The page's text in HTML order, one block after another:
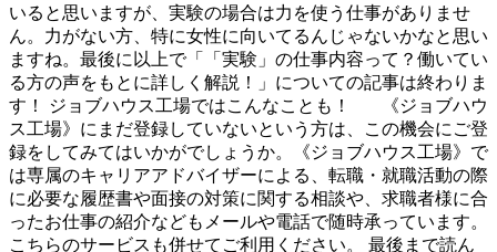
いると思いますが、実験の場合は力を使う仕事がありませ
ん。力がない方、特に女性に向いてるんじゃないかなと思い
ますね。最後に以上で「「実験」の仕事内容って？働いてい
る方の声をもとに詳しく解説！」についての記事は終わりま
す！ ジョブハウス工場ではこんなことも！ 《ジョブハウ
ス工場》にまだ登録していないという方は、この機会にご登
録をしてみてはいかがでしょうか。《ジョブハウス工場》で
は専属のキャリアアドバイザーによる、転職・就職活動の際
に必要な履歴書や面接の対策に関する相談や、求職者様に合
ったお仕事の紹介などもメールや電話で随時承っています。
こちらのサービスも併せてご利用ください。 最後まで読ん